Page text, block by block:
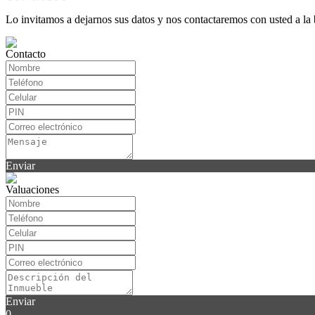
Lo invitamos a dejarnos sus datos y nos contactaremos con usted a la
Contacto
Enviar
Valuaciones
Enviar